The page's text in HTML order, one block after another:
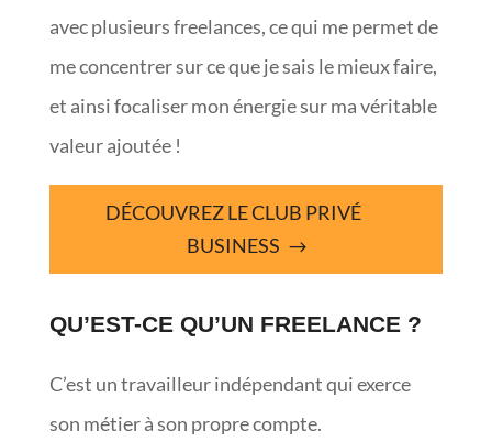
avec plusieurs freelances, ce qui me permet de
me concentrer sur ce que je sais le mieux faire,
et ainsi focaliser mon énergie sur ma véritable
valeur ajoutée !
DÉCOUVREZ LE CLUB PRIVÉ
BUSINESS
QU’EST-CE QU’UN FREELANCE ?
C’est un travailleur indépendant qui exerce
son métier à son propre compte.